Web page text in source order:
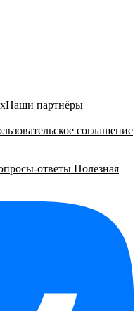
Наши партнёры
соглашение
ответы Полезная